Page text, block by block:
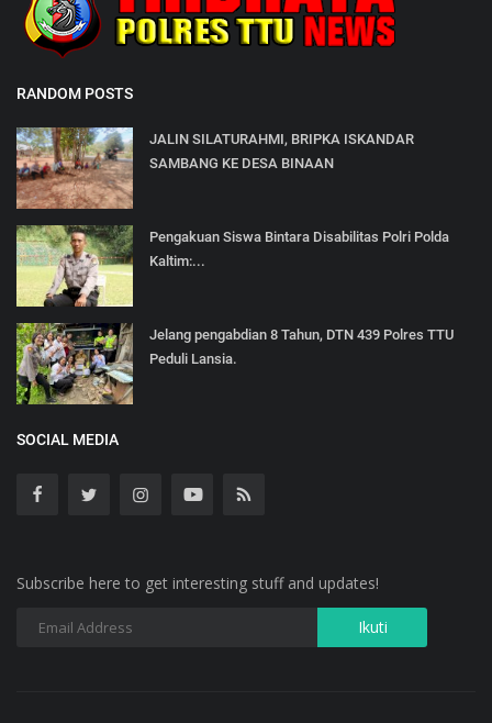
RANDOM POSTS
JALIN SILATURAHMI, BRIPKA ISKANDAR
SAMBANG KE DESA BINAAN
Pengakuan Siswa Bintara Disabilitas Polri Polda
Kaltim:...
Jelang pengabdian 8 Tahun, DTN 439 Polres TTU
Peduli Lansia.
SOCIAL MEDIA
Subscribe here to get interesting stuff and updates!